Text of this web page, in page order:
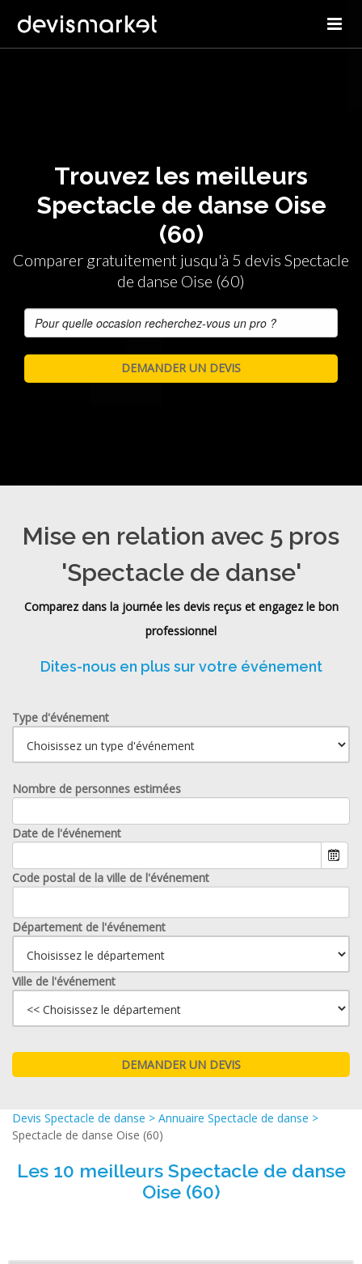
Trouvez les meilleurs
Spectacle de danse Oise
(60)
Comparer gratuitement jusqu'à 5 devis Spectacle
de danse Oise (60)
Mise en relation avec 5 pros
'Spectacle de danse'
Comparez dans la journée les devis reçus et engagez le bon
professionnel
Dites-nous en plus sur votre événement
Type d'événement
Nombre de personnes estimées
Date de l'événement
Code postal de la ville de l'événement
Département de l'événement
Ville de l'événement
Devis Spectacle de danse > Annuaire Spectacle de danse >
Spectacle de danse Oise (60)
Les 10 meilleurs Spectacle de danse
Oise (60)